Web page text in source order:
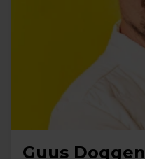
Guus Doggen